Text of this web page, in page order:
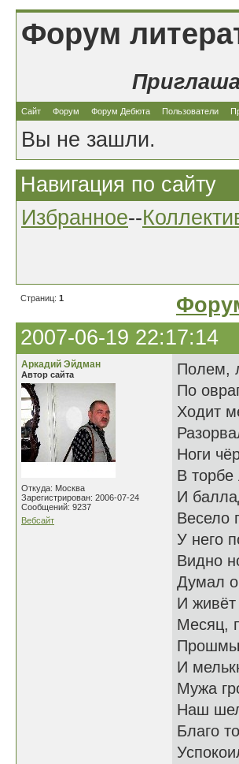
Форум
Сайт Форум Форум Дебюта Пользователи
Вы не зашли.
Навигация по сайту
Избранное--
Страниц: 1
2007-06-19 22:17:14
Аркадий Эйдман
Автор сайта
Откуда: Москва
Зарегистрирован: 2006-07-24
Сообщений: 9237
Вебсайт
Полем,
По
Ходит
Ноги
В торбе
И
Весело
У него
Видно
Думал
И
Месяц,
И
Мужа
Наш
Благо